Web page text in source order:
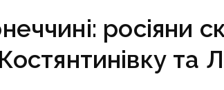
росіяни
та